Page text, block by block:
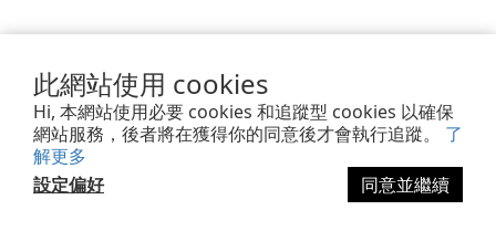
此網站使用 cookies
Hi, 本網站使用必要 cookies 和追蹤型 cookies 以確保
網站服務，後者將在獲得你的同意後才會執行追蹤。 了
解更多
設定偏好
同意並繼續
立即購買